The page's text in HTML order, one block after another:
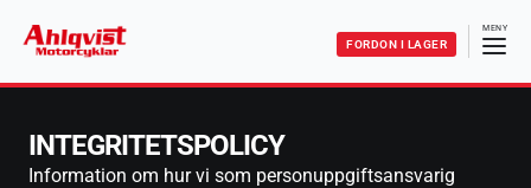
FORDON I LAGER
INTEGRITETSPOLICY
Information om hur vi som personuppgiftsansvarig